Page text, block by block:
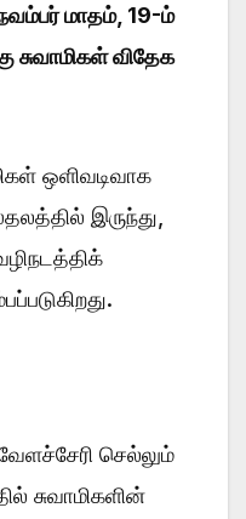
மாதம், 19-ம்
விதேக
ஒளிவடிவாக
இருந்து,
வேளச்சேரி செல்லும்
சுவாமிகளின்